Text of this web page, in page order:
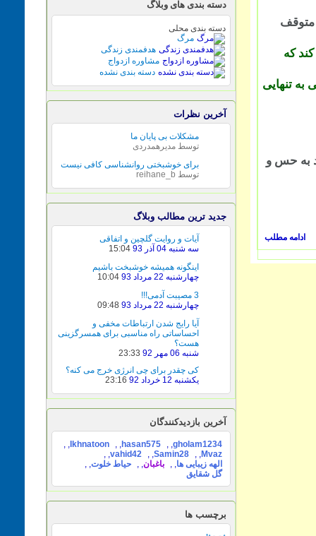
حس و
دسته بندی های وبلاگ
دسته بندی محلی
مرگ
هدفمندی زندگی
مشاوره ازدواج
دسته بندی نشده
آخرین نظرات
مشکلات بی پایان ما
توسطمدیرهمدردی
برای خوشبختی روانشناسی کافی نیست
توسطreihane_b
جدید ترین مطالب وبلاگ
آیات و روایت گلچین و اتفاقی
سه شنبه 04 آذر 93
15:04
اینگونه همیشه خوشبخت باشیم
چهارشنبه 22 مرداد 93
10:04
چهارشنبه 22 مرداد 93
09:48
آیا رایج شدن ارتباطات مخفی و
احساساتی راه مناسبی برای همسرگزینی
هست؟
23:33
کی چقدر برای چی انرژی خرج می کنه؟
یکشنبه 12 خرداد 92
23:16
آخرین بازدیدکنندگان
gholam1234
,
hasan575
,
Ikhnatoon
,
Mvaz
,
Samin28
,
vahid42
,
الهه زیبایی ها, باغبان, حیاط خلوت ,
گل شقایق
برچسب ها